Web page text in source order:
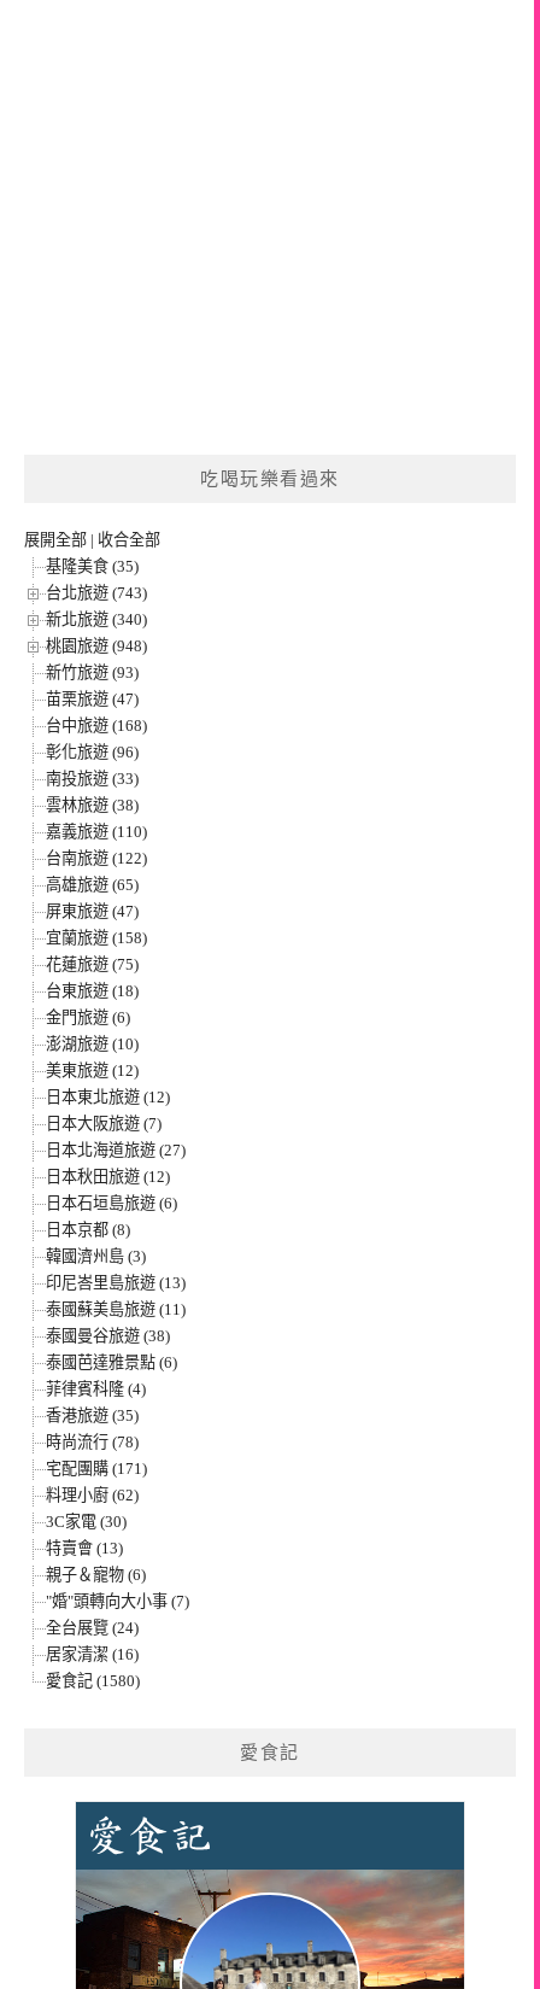
吃喝玩樂看過來
展開全部 | 收合全部
基隆美食 (35)
台北旅遊 (743)
新北旅遊 (340)
桃園旅遊 (948)
新竹旅遊 (93)
苗栗旅遊 (47)
台中旅遊 (168)
彰化旅遊 (96)
南投旅遊 (33)
雲林旅遊 (38)
嘉義旅遊 (110)
台南旅遊 (122)
高雄旅遊 (65)
屏東旅遊 (47)
宜蘭旅遊 (158)
花蓮旅遊 (75)
台東旅遊 (18)
金門旅遊 (6)
澎湖旅遊 (10)
美東旅遊 (12)
日本東北旅遊 (12)
日本大阪旅遊 (7)
日本北海道旅遊 (27)
日本秋田旅遊 (12)
日本石垣島旅遊 (6)
日本京都 (8)
韓國濟州島 (3)
印尼峇里島旅遊 (13)
泰國蘇美島旅遊 (11)
泰國曼谷旅遊 (38)
泰國芭達雅景點 (6)
菲律賓科隆 (4)
香港旅遊 (35)
時尚流行 (78)
宅配團購 (171)
料理小廚 (62)
3C家電 (30)
特賣會 (13)
親子＆寵物 (6)
"婚"頭轉向大小事 (7)
全台展覽 (24)
居家清潔 (16)
愛食記 (1580)
愛食記